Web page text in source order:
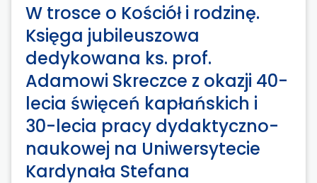
W trosce o Kościół i rodzinę.
Księga jubileuszowa
dedykowana ks. prof.
Adamowi Skreczce z okazji 40-
lecia święceń kapłańskich i
30-lecia pracy dydaktyczno-
naukowej na Uniwersytecie
Kardynała Stefana